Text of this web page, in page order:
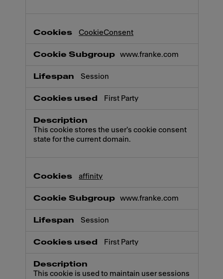
CookieConsent
www.franke.com
Session
First Party
This cookie stores the user's cookie consent
state for the current domain.
affinity
www.franke.com
Session
First Party
This cookie is used to maintain user sessions